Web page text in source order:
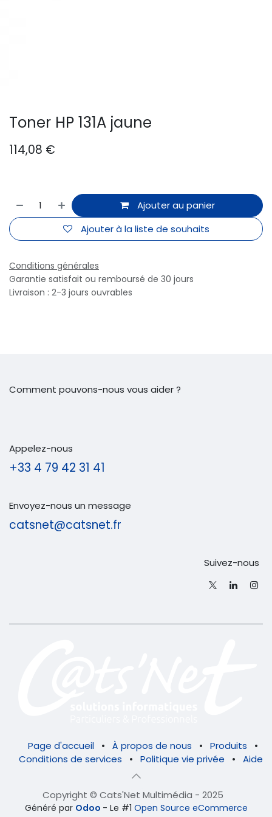
Toner HP 131A jaune
114,08 €
Ajouter au panier
Ajouter à la liste de souhaits
Conditions générales
Garantie satisfait ou remboursé de 30 jours
Livraison : 2-3 jours ouvrables
Comment pouvons-nous vous aider ?
Appelez-nous
+33 4 79 42 31 41
Envoyez-nous un message
catsnet@catsnet.fr
Suivez-nous
Page d'accueil • À propos de nous • Produits
•
Conditions de services
• Politique vie privée • Aide
Copyright © Cats'Net Multimédia - 2025
Généré par Odoo - Le #1 Open Source eCommerce